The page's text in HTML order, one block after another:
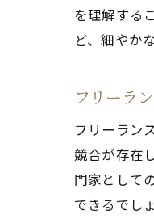
を理解する
ど、細やか
フリーラ
フリーラン
競合が存在
門家として
できるでし